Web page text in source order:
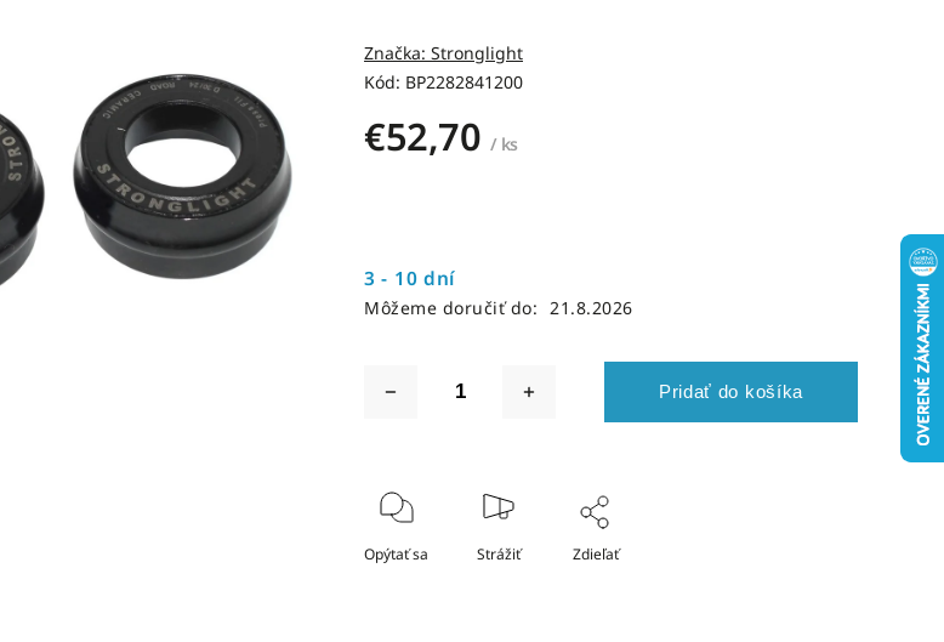
Kód: BP2282841200
Značka: Stronglight
€52,70 / ks
3 - 10 dní
Môžeme doručiť do: 21.8.2026
Pridať do košíka
Opýtať sa Strážiť Zdieľať